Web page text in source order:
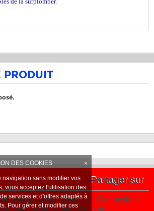
DES COOKIES ×
navigation sans modifier vos
vous acceptez l'utilisation des
services et d'offres adaptés à
Pour gérer et modifier ces
PRODUIT
Partager sur
News Actualité
Connexion
générales de vente
Plan du site